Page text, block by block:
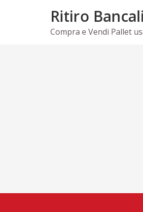
Ritiro Bancali
Compra e Vendi Pallet